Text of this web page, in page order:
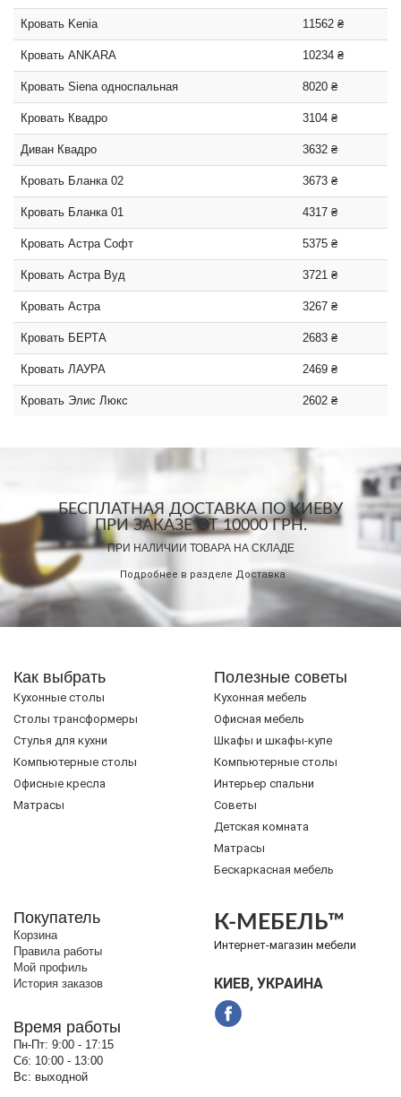
Кровать Kenia 11562 ₴
Кровать ANKARA 10234 ₴
Кровать Siena односпальная 8020 ₴
Кровать Квадро 3104 ₴
Диван Квадро 3632 ₴
Кровать Бланка 02 3673 ₴
Кровать Бланка 01 4317 ₴
Кровать Астра Софт 5375 ₴
Кровать Астра Вуд 3721 ₴
Кровать Астра 3267 ₴
Кровать БЕРТА 2683 ₴
Кровать ЛАУРА 2469 ₴
Кровать Элис Люкс 2602 ₴
БЕСПЛАТНАЯ ДОСТАВКА ПО КИЕВУ
ПРИ ЗАКАЗЕ ОТ 10000 ГРН.
ПРИ НАЛИЧИИ ТОВАРА НА СКЛАДЕ
Подробнее в разделе Доставка
Как выбрать
Кухонные столы
Cтолы трансформеры
Стулья для кухни
Компьютерные столы
Офисные кресла
Матрасы
Полезные советы
Кухонная мебель
Офисная мебель
Шкафы и шкафы-купе
Компьютерные столы
Интерьер спальни
Советы
Детская комната
Матрасы
Бескаркасная мебель
Покупатель
Корзина
Правила работы
Мой профиль
История заказов
Время работы
Пн-Пт: 9:00 - 17:15
Сб: 10:00 - 13:00
Вс: выходной
К-МЕБЕЛЬ™
Интернет-магазин мебели
КИЕВ, УКРАИНА